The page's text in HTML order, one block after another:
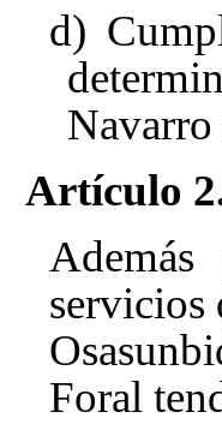
d)
Navarro
Artículo
servicios
Foral